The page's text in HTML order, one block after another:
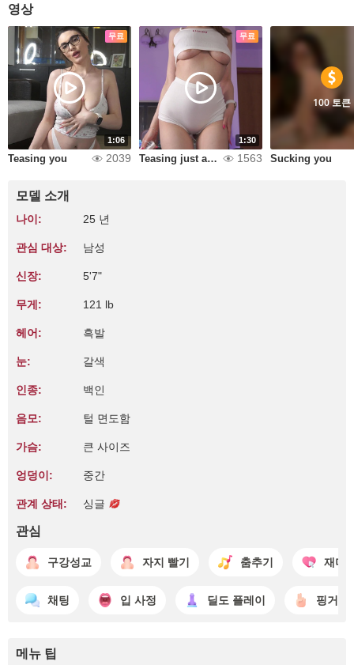
영상
무료
1:06
Teasing you 2039
무료
1:30
Teasing just a little bit! 1563
100 토큰
Sucking you
모델 소개
나이: 25 년
관심 대상: 남성
신장: 5'7"
무게: 121 lb
헤어: 흑발
눈: 갈색
인종: 백인
음모: 털 면도함
가슴: 큰 사이즈
엉덩이: 중간
관계 상태: 싱글
관심
구강성교 자지 빨기 춤추기 재미
채팅 입 사정 딜도 플레이 핑거링
메뉴 팁